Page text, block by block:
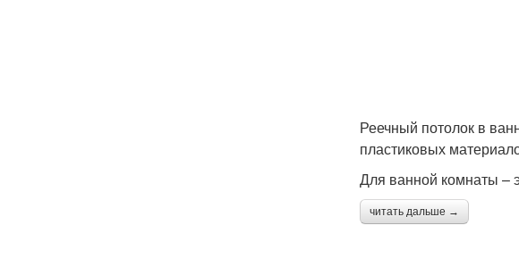
Реечный потолок в
пластиковых
Для ванной комнаты –
читать дальше →